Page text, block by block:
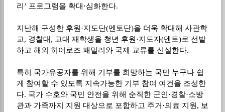
리 ’ 프로그램을 확대 ·심화한다.
지난해 구성한 후원 ·지도단(멘토단)을 더욱 확대해 사관학
교, 경찰대 , 교대 재학생을 청년 후원 ·지도자(멘토)로 선발
하고 해외 히어로즈 패밀리와 국제 교류를 신설한다.
특히 국가유공자를 위해 기부를 희망하는 국민 누구나 쉽
게 참여할 수 있도록 지속가능한 기부 참여 여건을 조성한
다. 국가 수호와 국민 안전을 위해 순직한 군인 ·경찰·소방
관과 가족까지 지원 대상으로 포함하고 주거 ·의료 지원 , 보